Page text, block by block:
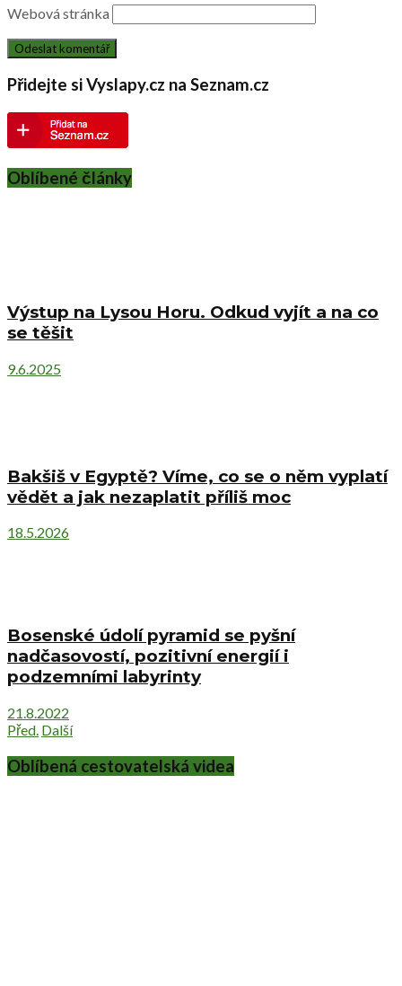
Webová stránka
Přidejte si Vyslapy.cz na Seznam.cz
Oblíbené články
Výstup na Lysou Horu. Odkud vyjít a na co
se těšit
9.6.2025
Bakšiš v Egyptě? Víme, co se o něm vyplatí
vědět a jak nezaplatit příliš moc
18.5.2026
Bosenské údolí pyramid se pyšní
nadčasovostí, pozitivní energií i
podzemními labyrinty
21.8.2022
Před. Další
Oblíbená cestovatelská videa